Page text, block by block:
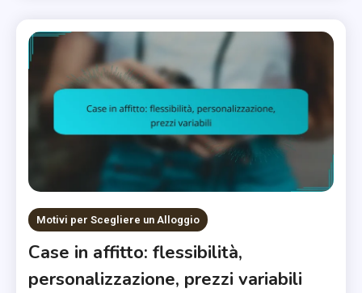
Motivi per Scegliere un Alloggio
Case in affitto: flessibilità,
personalizzazione, prezzi variabili